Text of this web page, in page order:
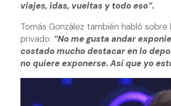
viajes, idas, vueltas y todo eso”.
Tomás González también habló
privado: “No me gusta andar
costado mucho destacar en lo
no quiere exponerse. Así que yo